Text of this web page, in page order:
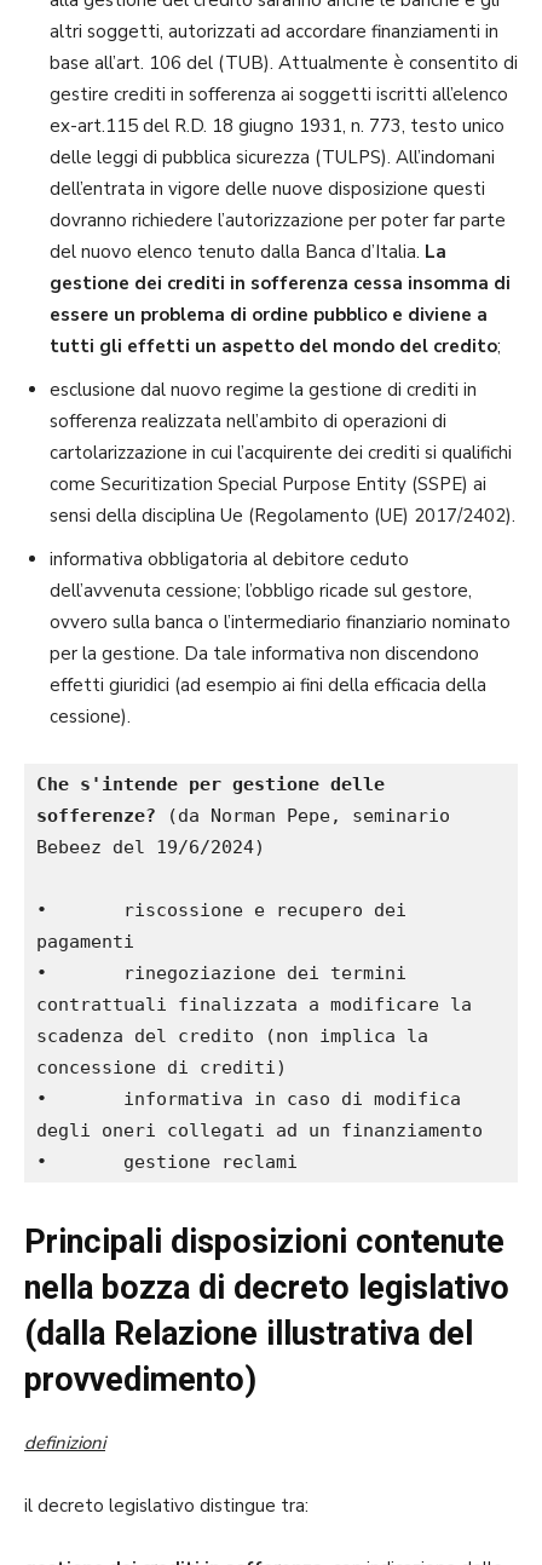
altri soggetti, autorizzati ad accordare finanziamenti in
base all’art. 106 del (TUB). Attualmente è consentito di
gestire crediti in sofferenza ai soggetti iscritti all’elenco
ex-art.115 del R.D. 18 giugno 1931, n. 773, testo unico
delle leggi di pubblica sicurezza (TULPS). All’indomani
dell’entrata in vigore delle nuove disposizione questi
dovranno richiedere l’autorizzazione per poter far parte
del nuovo elenco tenuto dalla Banca d’Italia. La
gestione dei crediti in sofferenza cessa insomma di
essere un problema di ordine pubblico e diviene a
tutti gli effetti un aspetto del mondo del credito;
esclusione dal nuovo regime la gestione di crediti in
sofferenza realizzata nell’ambito di operazioni di
cartolarizzazione in cui l’acquirente dei crediti si qualifichi
come Securitization Special Purpose Entity (SSPE) ai
sensi della disciplina Ue (Regolamento (UE) 2017/2402).
informativa obbligatoria al debitore ceduto
dell’avvenuta cessione; l’obbligo ricade sul gestore,
ovvero sulla banca o l’intermediario finanziario nominato
per la gestione. Da tale informativa non discendono
effetti giuridici (ad esempio ai fini della efficacia della
cessione).
Che s'intende per gestione delle
sofferenze? (da Norman Pepe, seminario
Bebeez del 19/6/2024)
•	riscossione e recupero dei
pagamenti
•	rinegoziazione dei termini
contrattuali finalizzata a modificare la
scadenza del credito (non implica la
concessione di crediti)
•	informativa in caso di modifica
degli oneri collegati ad un finanziamento
•	gestione reclami
Principali disposizioni contenute
nella bozza di decreto legislativo
(dalla Relazione illustrativa del
provvedimento)
definizioni
il decreto legislativo distingue tra: